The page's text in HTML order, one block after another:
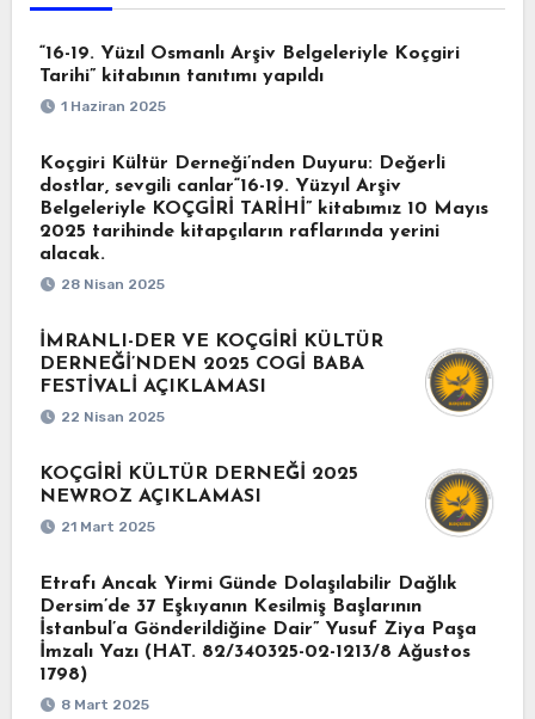
“16-19. Yüzıl Osmanlı Arşiv Belgeleriyle Koçgiri
Tarihi” kitabının tanıtımı yapıldı
1 Haziran 2025
Koçgiri Kültür Derneği’nden Duyuru: Değerli
dostlar, sevgili canlar“16-19. Yüzyıl Arşiv
Belgeleriyle KOÇGİRİ TARİHİ” kitabımız 10 Mayıs
2025 tarihinde kitapçıların raflarında yerini
alacak.
28 Nisan 2025
İMRANLI-DER VE KOÇGİRİ KÜLTÜR
DERNEĞİ’NDEN 2025 COGİ BABA
FESTİVALİ AÇIKLAMASI
22 Nisan 2025
KOÇGİRİ KÜLTÜR DERNEĞİ 2025
NEWROZ AÇIKLAMASI
21 Mart 2025
Etrafı Ancak Yirmi Günde Dolaşılabilir Dağlık
Dersim’de 37 Eşkıyanın Kesilmiş Başlarının
İstanbul’a Gönderildiğine Dair” Yusuf Ziya Paşa
İmzalı Yazı (HAT. 82/340325-02-1213/8 Ağustos
1798)
8 Mart 2025